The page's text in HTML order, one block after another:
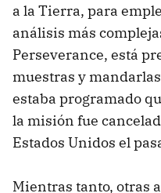
a la Tierra, para
análisis más
Perseverance, está
muestras y
estaba programado
la misión fue
Estados Unidos el
Mientras tanto, otras